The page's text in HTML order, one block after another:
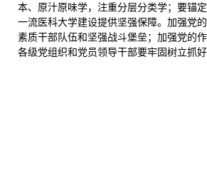
本、原汁原味学，注重分层分类学；要锚
一流医科大学建设提供坚强保障。加强党
素质干部队伍和坚强战斗堡垒；加强党的
各级党组织和党员领导干部要牢固树立抓